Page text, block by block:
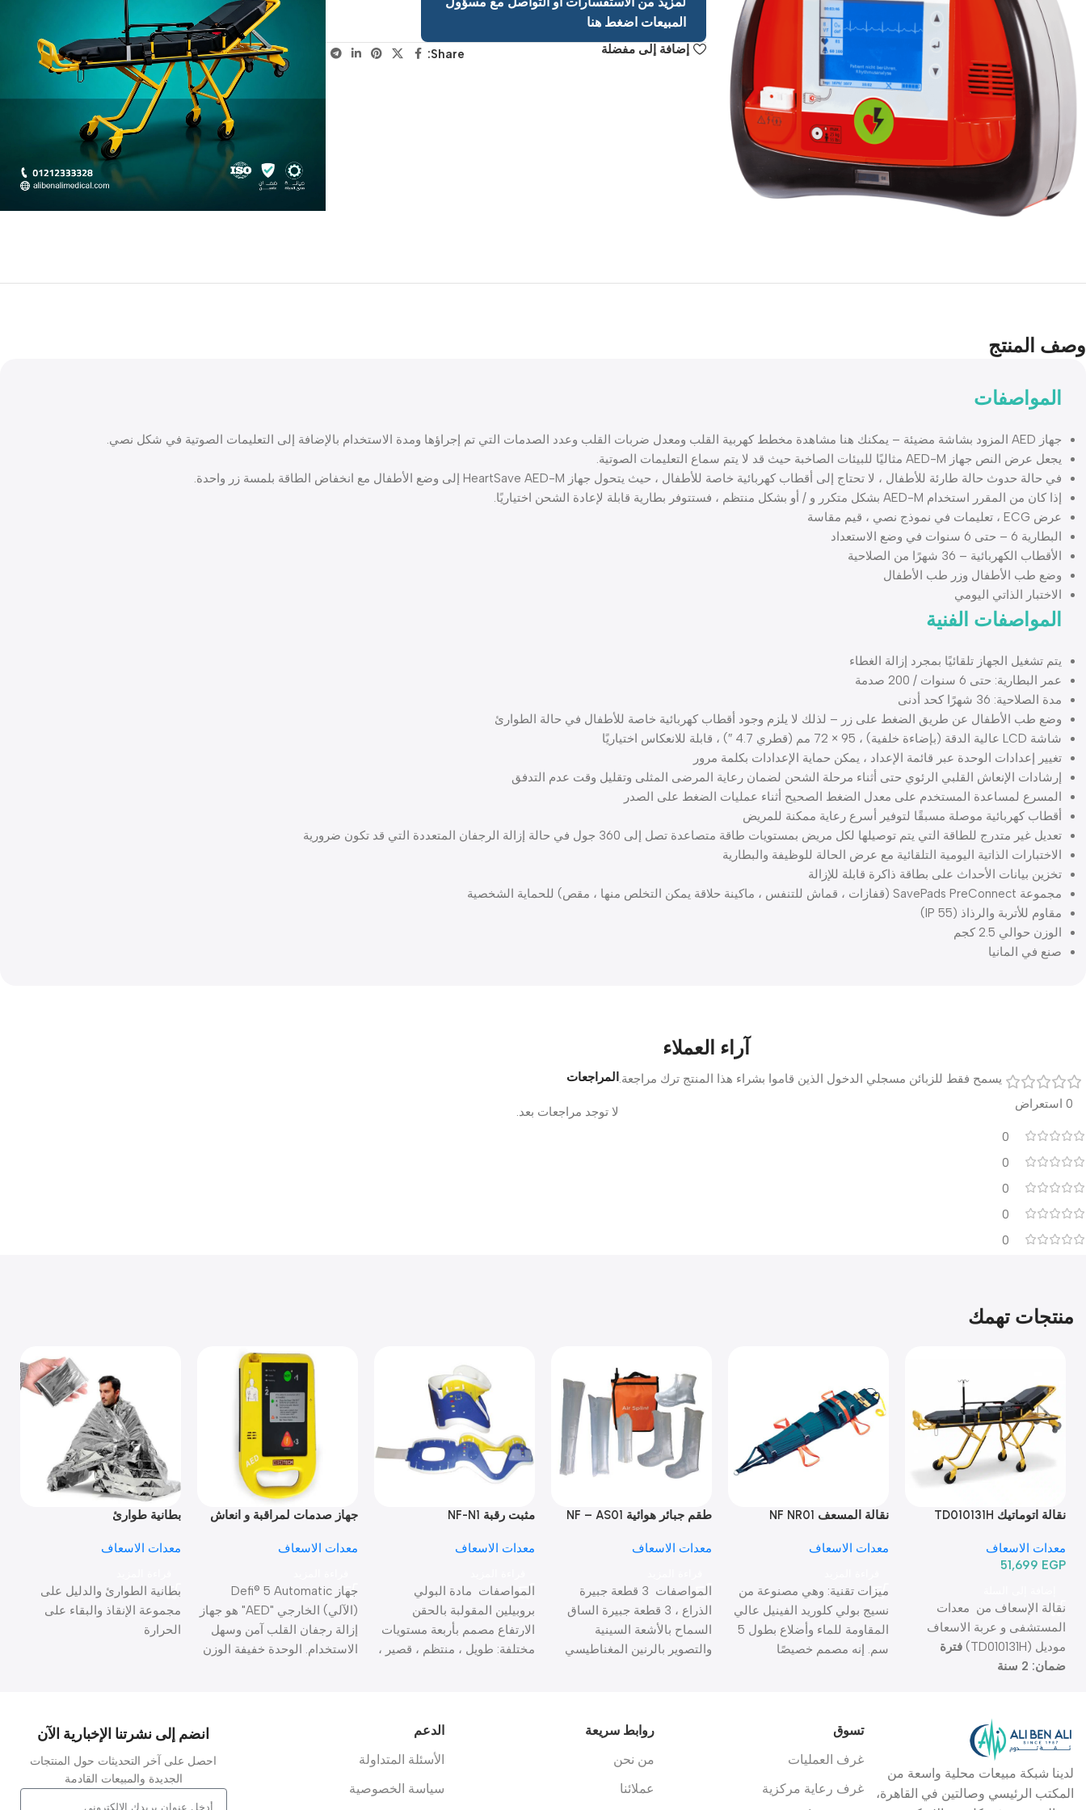
المبيعات اضغط هنا
إضافة إلى مفضلة Share:
وصف المنتج
المواصفات
جهاز AED المزود بشاشة مضيئة – يمكنك هنا مشاهدة مخطط كهربية القلب ومعدل ضربات القلب وعدد الصدمات التي تم إجراؤها ومدة الاستخدام بالإضافة إلى التعليمات الصوتية في شكل نصي.
يجعل عرض النص جهاز AED-M مثاليًا للبيئات الصاخبة حيث قد لا يتم سماع التعليمات الصوتية.
في حالة حدوث حالة طارئة للأطفال ، لا تحتاج إلى أقطاب كهربائية خاصة للأطفال ، حيث يتحول جهاز HeartSave AED-M إلى وضع الأطفال مع انخفاض الطاقة بلمسة زر واحدة.
إذا كان من المقرر استخدام AED-M بشكل متكرر و / أو بشكل منتظم ، فستتوفر بطارية قابلة لإعادة الشحن اختياريًا.
عرض ECG ، تعليمات في نموذج نصي ، قيم مقاسة
البطارية 6 – حتى 6 سنوات في وضع الاستعداد
الأقطاب الكهربائية – 36 شهرًا من الصلاحية
وضع طب الأطفال وزر طب الأطفال
الاختبار الذاتي اليومي
المواصفات الفنية
يتم تشغيل الجهاز تلقائيًا بمجرد إزالة الغطاء
عمر البطارية: حتى 6 سنوات / 200 صدمة
مدة الصلاحية: 36 شهرًا كحد أدنى
وضع طب الأطفال عن طريق الضغط على زر – لذلك لا يلزم وجود أقطاب كهربائية خاصة للأطفال في حالة الطوارئ
شاشة LCD عالية الدقة (بإضاءة خلفية) ، 95 × 72 مم (قطري 4.7 ″) ، قابلة للانعكاس اختياريًا
تغيير إعدادات الوحدة عبر قائمة الإعداد ، يمكن حماية الإعدادات بكلمة مرور
إرشادات الإنعاش القلبي الرئوي حتى أثناء مرحلة الشحن لضمان رعاية المرضى المثلى وتقليل وقت عدم التدفق
المسرع لمساعدة المستخدم على معدل الضغط الصحيح أثناء عمليات الضغط على الصدر
أقطاب كهربائية موصلة مسبقًا لتوفير أسرع رعاية ممكنة للمريض
تعديل غير متدرج للطاقة التي يتم توصيلها لكل مريض بمستويات طاقة متصاعدة تصل إلى 360 جول في حالة إزالة الرجفان المتعددة التي قد تكون ضرورية
الاختبارات الذاتية اليومية التلقائية مع عرض الحالة للوظيفة والبطارية
تخزين بيانات الأحداث على بطاقة ذاكرة قابلة للإزالة
مجموعة SavePads PreConnect (قفازات ، قماش للتنفس ، ماكينة حلاقة يمكن التخلص منها ، مقص) للحماية الشخصية
مقاوم للأتربة والرذاذ (IP 55)
الوزن حوالي 2.5 كجم
صنع في المانيا
آراء العملاء
0 استعراض
0
0
0
0
0
المراجعات
لا توجد مراجعات بعد.
يسمح فقط للزبائن مسجلي الدخول الذين قاموا بشراء هذا المنتج ترك مراجعة.
منتجات تهمك
نقالة اتوماتيك TD010131H
معدات الاسعاف
51,699 EGP
نقالة الإسعاف من معدات
المستشفى و عربة الاسعاف
موديل (TD010131H)
فترة
ضمان: 2 سنة
نقالة المسعف NF NR01
معدات الاسعاف
ميزات تقنية: وهي مصنوعة من
نسيج بولي كلوريد الفينيل عالي
المقاومة للماء وأضلاع بطول 5
سم. إنه مصمم خصيصًا
طقم جبائر هوائية NF – AS01
معدات الاسعاف
المواصفات 3 قطعة جبيرة
الذراع ، 3 قطعة جبيرة الساق
السماح بالأشعة السينية
والتصوير بالرنين المغناطيسي
مثبت رقبة NF-N1
معدات الاسعاف
المواصفات مادة البولي
بروبيلين المقولبة بالحقن
الارتفاع مصمم بأربعة مستويات
مختلفة: طويل ، منتظم ، قصير ،
جهاز صدمات لمراقبة و انعاش
معدات الاسعاف
جهاز Defi® 5 Automatic
(الآلي) الخارجي "AED" هو جهاز
إزالة رجفان القلب آمن وسهل
الاستخدام. الوحدة خفيفة الوزن
بطانية طوارئ
معدات الاسعاف
بطانية الطوارئ والدليل على
مجموعة الإنقاذ والبقاء على
الحرارة
لدينا شبكة مبيعات محلية واسعة من
المكتب الرئيسي وصالتين في القاهرة،
تسوق
غرف العمليات
غرف رعاية مركزية
روابط سريعة
من نحن
عملائنا
الدعم
الأسئلة المتداولة
سياسة الخصوصية
انضم إلى نشرتنا الإخبارية الآن
احصل على آخر التحديثات حول المنتجات
الجديدة والمبيعات القادمة